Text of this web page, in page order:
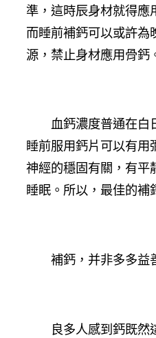
準，這時辰身材就得應
而睡前補鈣可以或許為
源，禁止身材應用骨鈣
血鈣濃度普通在白
睡前服用鈣片可以有用
神經的穩固有關，有平
睡眠。所以，最佳的補
補鈣，并非多多益
良多人感到鈣既然